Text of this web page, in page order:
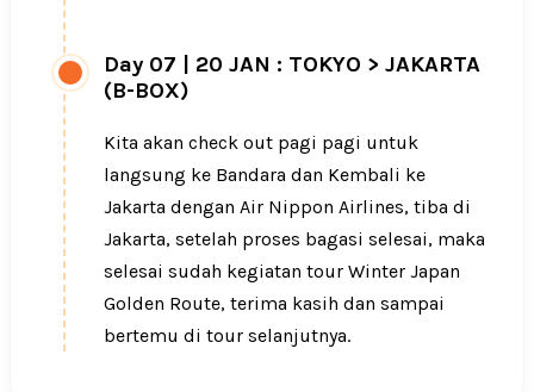
Day 07
20 JAN : TOKYO > JAKARTA
(B-BOX)
Kita akan check out pagi pagi untuk
langsung ke Bandara dan Kembali ke
Jakarta dengan Air Nippon Airlines, tiba di
Jakarta, setelah proses bagasi selesai, maka
selesai sudah kegiatan tour Winter Japan
Golden Route, terima kasih dan sampai
bertemu di tour selanjutnya.